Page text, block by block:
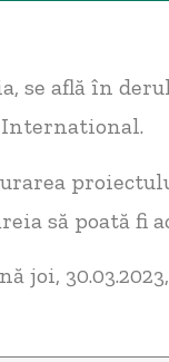
se află în
să poată
joi,